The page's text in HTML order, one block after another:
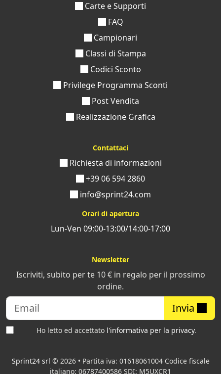
Carte e Supporti
FAQ
Campionari
Classi di Stampa
Codici Sconto
Privilege Programma Sconti
Post Vendita
Realizzazione Grafica
Contattaci
Richiesta di informazioni
+39 06 594 2860
info@sprint24.com
Orari di apertura
Lun-Ven 09:00-13:00/14:00-17:00
Newsletter
Iscriviti, subito per te 10 € in regalo per il prossimo
ordine.
Invia
Ho letto ed accettato l'informativa per la privacy.
Sprint24 srl © 2026 • Partita iva: 01618061004 Codice fiscale
italiano: 06787400586 SDI: M5UXCR1